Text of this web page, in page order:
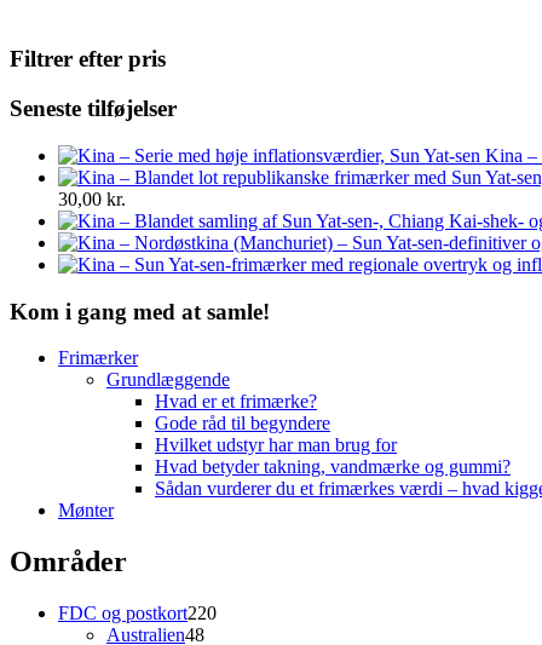
Filtrer efter pris
Seneste tilføjelser
Kina –
30,00 kr.
Kom i gang med at samle!
Frimærker
Grundlæggende
Hvad er et frimærke?
Gode råd til begyndere
Hvilket udstyr har man brug for
Hvad betyder takning, vandmærke og gummi?
Sådan vurderer du et frimærkes værdi – hvad
Mønter
Områder
FDC og postkort220220
Australien4848